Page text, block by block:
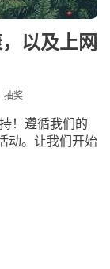
抽奖
以及上网
！遵循我们的
动。让我们开始